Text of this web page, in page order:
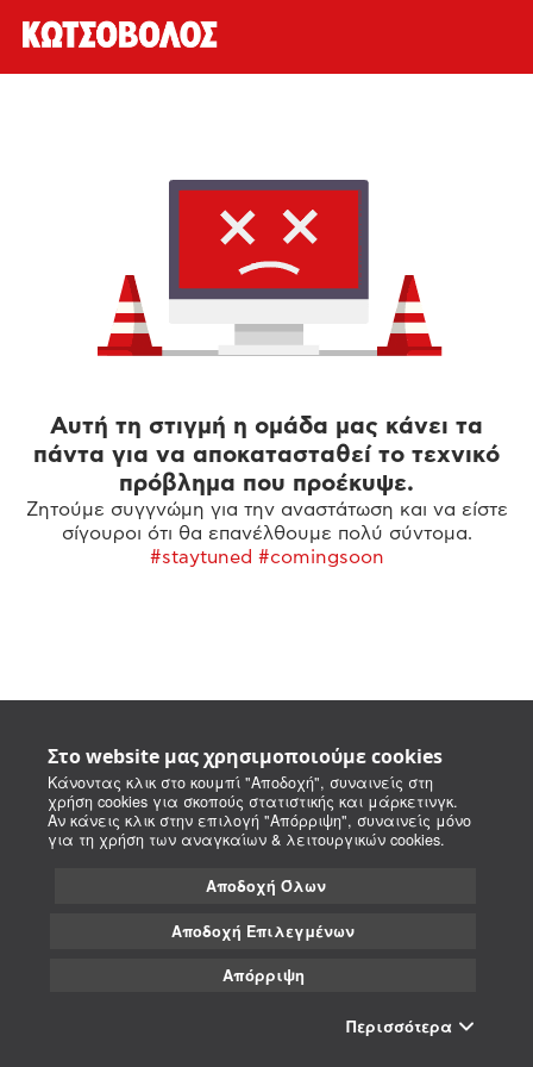
Στο website μας χρησιμοποιούμε cookies
Κάνοντας κλικ στο κουμπί "Αποδοχή", συναινείς στη
χρήση cookies για σκοπούς στατιστικής και μάρκετινγκ.
Αν κάνεις κλικ στην επιλογή "Απόρριψη", συναινείς μόνο
για τη χρήση των αναγκαίων & λειτουργικών cookies.
Αποδοχή Όλων
Αποδοχή Επιλεγμένων
Απόρριψη
Περισσότερα
Αυτή τη στιγμή η ομάδα μας κάνει τα
πάντα για να αποκατασταθεί το τεχνικό
πρόβλημα που προέκυψε.
Ζητούμε συγγνώμη για την αναστάτωση και να είστε
σίγουροι ότι θα επανέλθουμε πολύ σύντομα.
#staytuned #comingsoon